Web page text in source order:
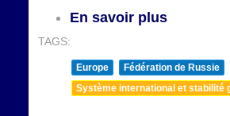
En savoir plus
TAGS:
Europe
Fédération de Russie
Système international et stabilité